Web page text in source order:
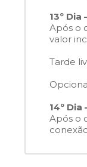
13º Dia
Após o
valor
Tarde
14º Dia
Após o